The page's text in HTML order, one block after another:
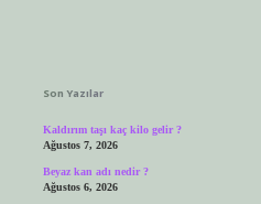
Son Yazılar
Kaldırım taşı kaç kilo gelir ?
Ağustos 7, 2026
Beyaz kan adı nedir ?
Ağustos 6, 2026